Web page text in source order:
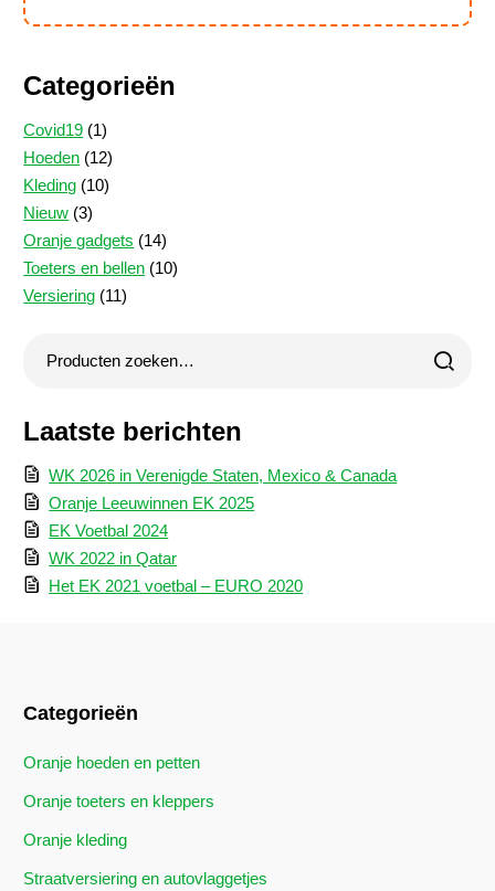
Categorieën
Covid19 11
product
Hoeden 1212
producten
Kleding 1010
Nieuw 33
producten
Oranje gadgets 1414
producten
Toeters en bellen 1010
Versiering 1111
Laatste berichten
WK 2026 in Verenigde Staten, Mexico & Canada
Oranje Leeuwinnen EK 2025
EK Voetbal 2024
WK 2022 in Qatar
Het EK 2021 voetbal – EURO 2020
Categorieën
Oranje hoeden en petten
Oranje toeters en kleppers
Oranje kleding
Straatversiering en autovlaggetjes